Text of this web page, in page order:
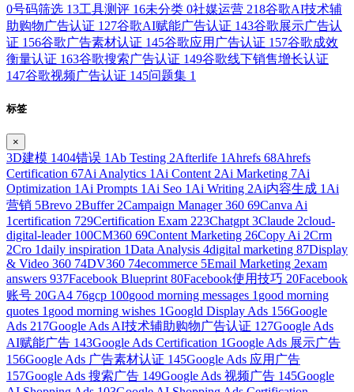
0号码筛选 13工具测评 16未分类 0社媒运营 218谷歌AI技术辅
助购物广告认证 127谷歌AI赋能广告认证 143谷歌展示广告认
证 156谷歌广告素材认证 145谷歌应用广告认证 157谷歌成效
衡量认证 163谷歌搜索广告认证 149谷歌线下销售增长认证
147谷歌视频广告认证 145问题集 1
标签
×
3D建模 1404错误 1 Ab Testing 2Afterlife 1 Ahrefs 68Ahrefs
Certification 67Ai Analytics 1 Ai Content 2Ai Marketing 7Ai
Optimization 1 Ai Prompts 1 Ai Seo 1 Ai Writing 2Ai内容生成 1 Ai
营销 5Brevo 2Buffer 2Campaign Manager 360 69Canva Ai
1certification 729Certification Exam 223Chatgpt 3Claude 2cloud-
digital-leader 100CM360 69Content Marketing 26Copy Ai 2Crm
2Cro 1daily inspiration 1Data Analysis 4digital marketing 87Display
& Video 360 74DV360 74ecommerce 5Email Marketing 2exam
answers 937Facebook Blueprint 80Facebook使用技巧 20Facebook
账号 20GA4 76gcp 100good morning messages 1 good morning
quotes 1 good morning wishes 1Googld Display Ads 156Google
Ads 217Google Ads AI技术辅助购物广告认证 127Google Ads
AI赋能广告 143Google Ads Certification 1Google Ads 展示广告
156Google Ads 广告素材认证 145Google Ads 应用广告
157Google Ads 搜索广告 149Google Ads 视频广告 145Google